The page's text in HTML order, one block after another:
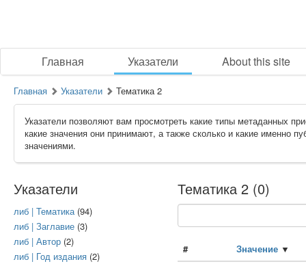
Главная Указатели About this site
Главная Указатели Тематика 2
Указатели позволяют вам просмотреть какие типы метаданных
какие значения они принимают, а также сколько и какие именно
значениями.
Указатели
либ | Тематика(94)
либ | Заглавие (3)
либ | Автор (2)
либ | Год издания (2)
Тематика 2 (0)
# Значение ▼